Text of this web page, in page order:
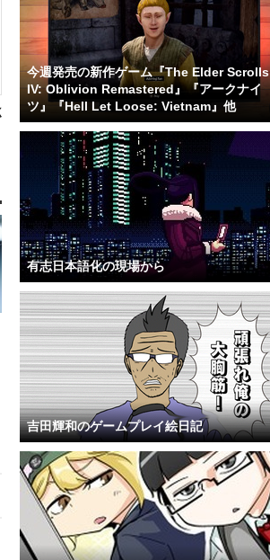
今週発売の新作ゲーム『The Elder Scrolls
IV: Oblivion Remastered』『アークナイ
ツ』『Hell Let Loose: Vietnam』他
有志日本語化の現場から
吉田輝和のゲームプレイ絵日記